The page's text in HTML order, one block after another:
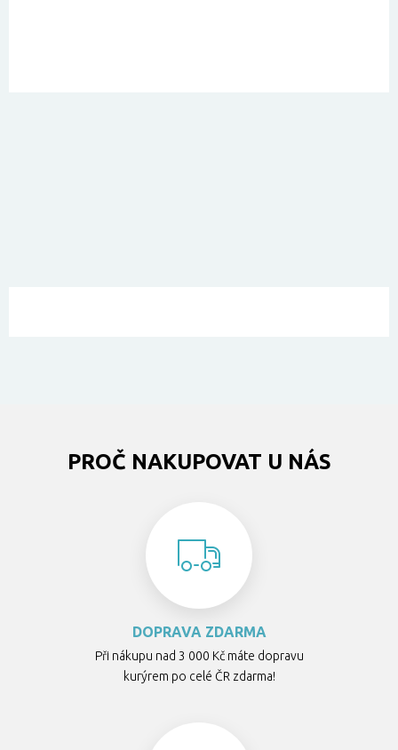
PROČ NAKUPOVAT U NÁS
DOPRAVA ZDARMA
Při nákupu nad 3 000 Kč máte dopravu
kurýrem po celé ČR zdarma!